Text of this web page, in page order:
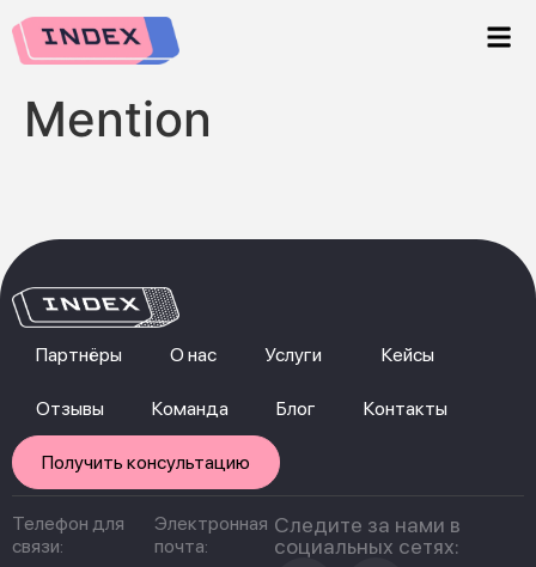
Mention
Партнёры О нас Услуги Кейсы
Отзывы Команда Блог Контакты
Получить консультацию
Телефон для
связи:
Электронная
почта:
Следите за нами в
социальных сетях: